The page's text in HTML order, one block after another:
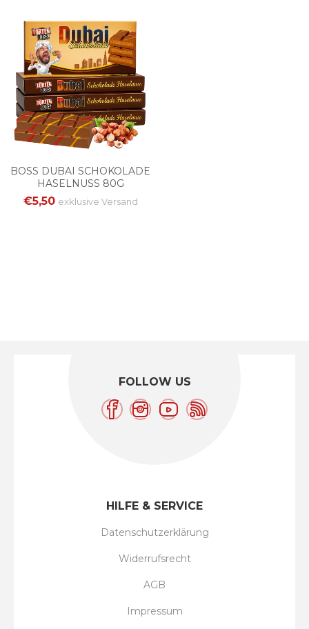
BOSS DUBAI SCHOKOLADE
HASELNUSS 80G
€5,50 exklusive Versand
FOLLOW US
HILFE & SERVICE
Datenschutzerklärung
Widerrufsrecht
AGB
Impressum